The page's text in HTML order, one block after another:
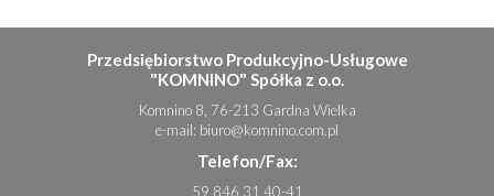
Przedsiębiorstwo Produkcyjno-Usługowe
"KOMNINO" Spółka z o.o.
Komnino 8, 76-213 Gardna Wielka
e-mail: biuro@komnino.com.pl
Telefon/Fax:
59 846 31 40-41